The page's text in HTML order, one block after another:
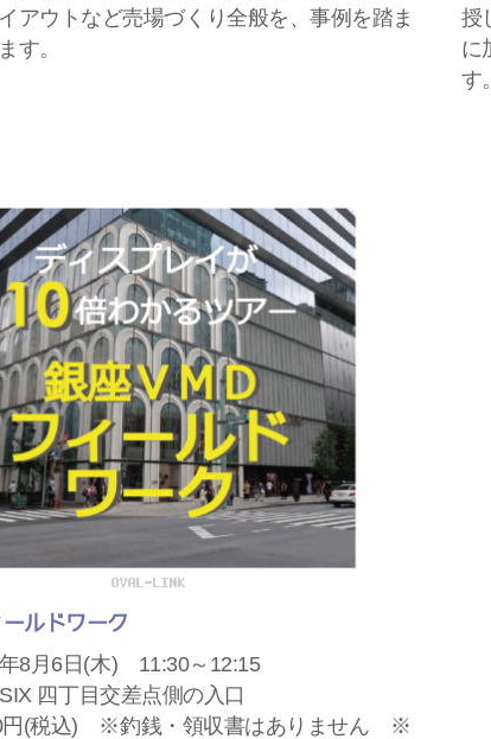
アウトなど売場づくり全般を、事例を踏ま
す。
授
に
す。
ルドワーク
8月6日(木) 11:30～12:15
四丁目交差点側の入口
(税込) ※釣銭・領収書はありません ※